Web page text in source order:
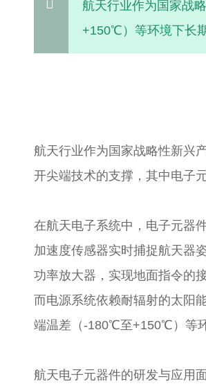
航天行业作为国家战
+150℃）等环境下长
到"天宫""祝融"的星际
航天行业作为国家战略性新兴
开尖端技术的支撑，其中电子
在航天电子系统中，电子元器
加速度传感器实时捕捉航天器
功率放大器，实现地面指令的
而电源系统依赖耐辐射的太阳
端温差（-180℃至+150℃）等环
航天电子元器件的研发与应用